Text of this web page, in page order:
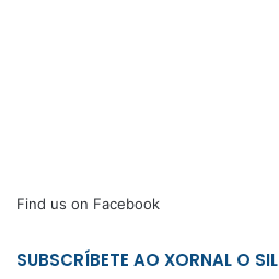
Find us on Facebook
SUBSCRÍBETE AO XORNAL O SIL